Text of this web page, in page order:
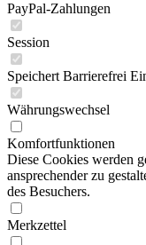
PayPal-Zahlungen
Session
Speichert Barrierefrei
Währungswechsel
Komfortfunktionen
Diese Cookies werden
ansprechender zu
des Besuchers.
Merkzettel